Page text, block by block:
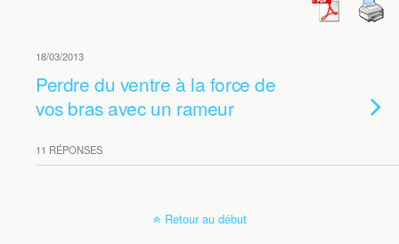
18/03/2013
Perdre du ventre à la force de
vos bras avec un rameur
11 RÉPONSES
Retour au début